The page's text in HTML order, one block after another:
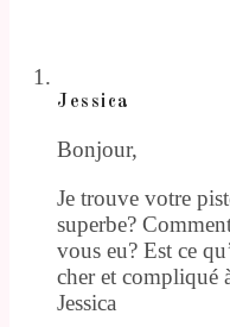
Jessica
Bonjour,
Je trouve votre
superbe?
vous eu? Est ce
cher et compliqué
Jessica